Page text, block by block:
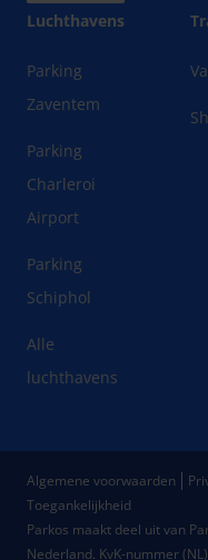
Luchthavens
Parking
Zaventem
Parking
Charleroi
Airport
Parking
Schiphol
Alle
luchthavens
Parkos maakt deel uit van
Nederland. KvK-nummer
Algemene voorwaarden
Toegankelijkheid